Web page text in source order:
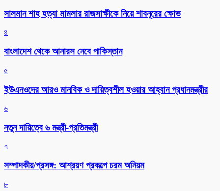
সালমান শাহ হত্যা মামলার রাজসাক্ষীকে নিয়ে শাবনূরের ক্ষোভ
৪
বাংলাদেশ থেকে আনারস নেবে পাকিস্তান
৫
ইউএনওদের আরও মানবিক ও দায়িত্বশীল হওয়ার আহ্বান প্রধানমন্ত্রীর
৬
নতুন দায়িত্বে ৬ মন্ত্রী-প্রতিমন্ত্রী
৭
সম্পাদকীয়/প্রসঙ্গ: আশ্রয়ণ প্রকল্পে চরম অনিয়ম
৮